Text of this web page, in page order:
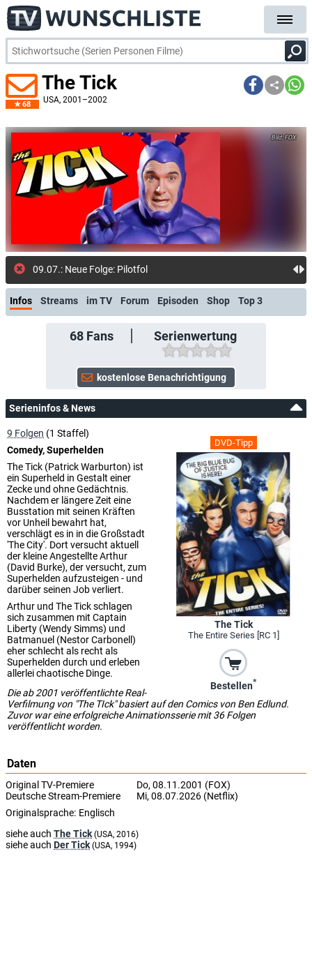
68
The Tick
USA, 2001–2002
FOX
09.07.: Neue Folge: Pilotfolge (Netflix)
Infos Streams im TV Forum Episoden Shop Top 3
68Fans Serienwertung
Serieninfos & News
DVD-Tipp
The Tick
The Entire Series [RC 1]
Bestellen*
9 Folgen (1 Staffel)
Comedy, Superhelden
The Tick (Patrick Warburton) ist
ein Superheld in Gestalt einer
Zecke und ohne Gedächtnis.
Nachdem er längere Zeit eine
Busstation mit seinen Kräften
vor Unheil bewahrt hat,
verschlägt es in in die Großstadt
'The City'. Dort versucht aktuell
der kleine Angestellte Arthur
(David Burke), der versucht, zum
Superhelden aufzusteigen - und
darüber seinen Job verliert.
Arthur und The Tick schlagen
sich zusammen mit Captain
Liberty (Wendy Simms) und
Batmanuel (Nestor Carbonell)
eher schlecht als recht als
Superhelden durch und erleben
allerlei chaotische Dinge.
Die ab 2001 veröffentlichte Real-
Verfilmung von "The TIck" basiert auf den Comics von Ben Edlund.
Zuvor war eine erfolgreiche Animationsserie mit 36 Folgen
veröffentlicht worden.
Daten
Original TV-Premiere
Do, 08.11.2001 (FOX)
Deutsche Stream-Premiere
Mi, 08.07.2026 (Netflix)
Originalsprache: Englisch
siehe auch The Tick (USA, 2016)
siehe auch Der Tick (USA, 1994)